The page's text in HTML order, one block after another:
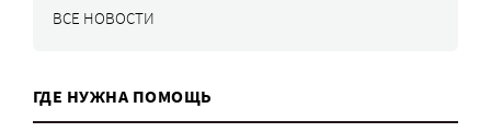
ВСЕ НОВОСТИ
ГДЕ НУЖНА ПОМОЩЬ